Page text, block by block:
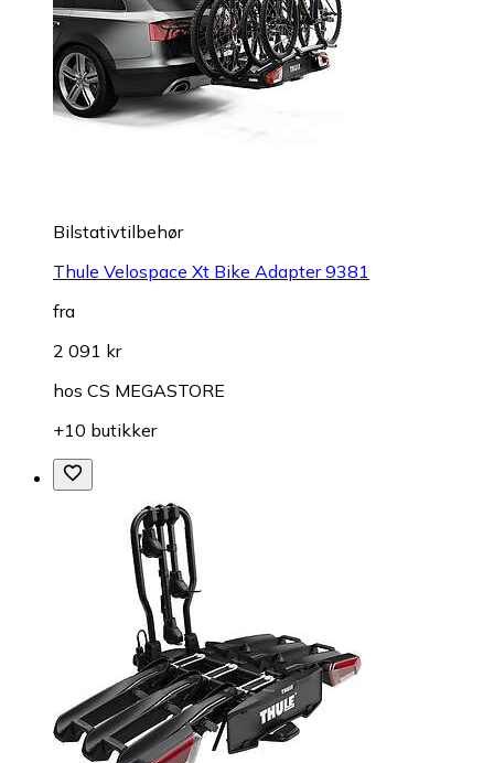
Bilstativtilbehør
Thule Velospace Xt Bike Adapter 9381
fra
2 091 kr
hos CS MEGASTORE
+10 butikker